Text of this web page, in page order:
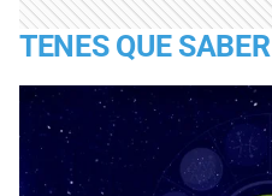
TENES QUE SABER